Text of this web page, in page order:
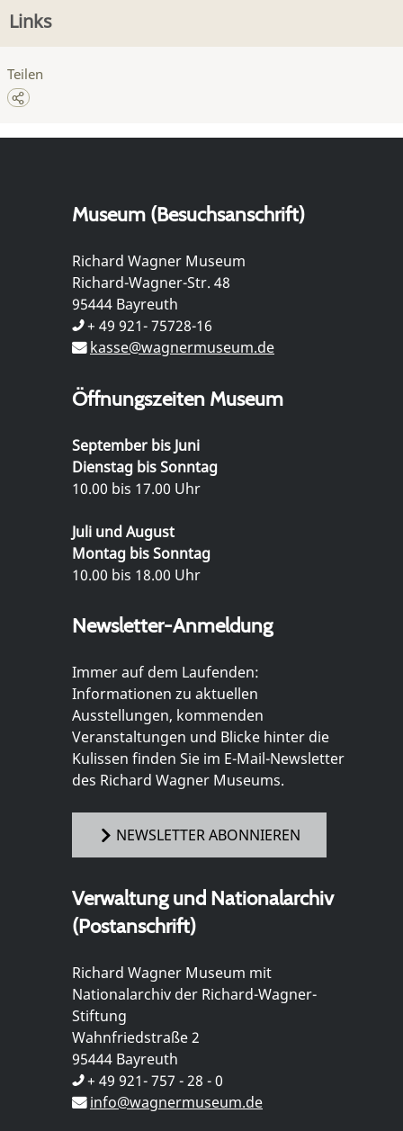
Links
Teilen
Museum (Besuchsanschrift)
Richard Wagner Museum
Richard-Wagner-Str. 48
95444 Bayreuth
+ 49 921- 75728-16
kasse@wagnermuseum.de
Öffnungszeiten Museum
September bis Juni
Dienstag bis Sonntag
10.00 bis 17.00 Uhr
Juli und August
Montag bis Sonntag
10.00 bis 18.00 Uhr
Newsletter-Anmeldung
Immer auf dem Laufenden:
Informationen zu aktuellen
Ausstellungen, kommenden
Veranstaltungen und Blicke hinter die
Kulissen finden Sie im E-Mail-Newsletter
des Richard Wagner Museums.
NEWSLETTER ABONNIEREN
Verwaltung und Nationalarchiv
(Postanschrift)
Richard Wagner Museum mit
Nationalarchiv der Richard-Wagner-
Stiftung
Wahnfriedstraße 2
95444 Bayreuth
+ 49 921- 757 - 28 - 0
info@wagnermuseum.de